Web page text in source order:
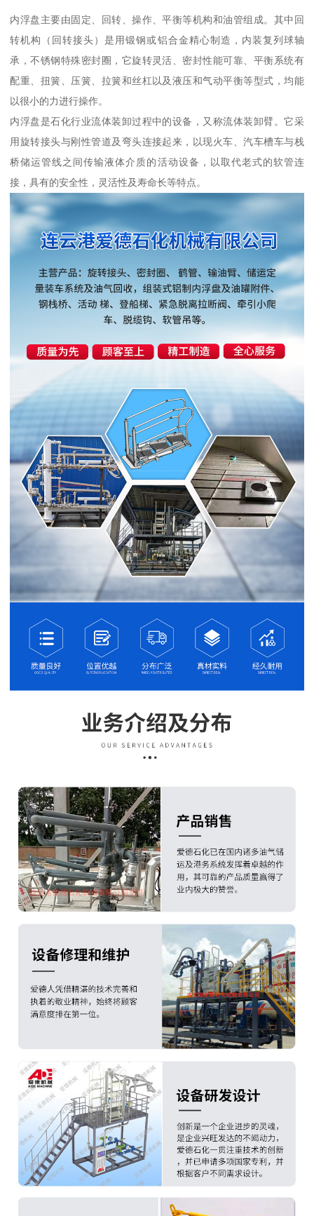
内浮盘主要由固定、回转、操作、平衡等机构和油管组成。其中回
转机构（回转接头）是用锻钢或铝合金精心制造，内装复列球轴
承，不锈钢特殊密封圈，它旋转灵活、密封性能可靠、平衡系统有
配重、扭簧、压簧、拉簧和丝杠以及液压和气动平衡等型式，均能
以很小的力进行操作。
内浮盘是石化行业流体装卸过程中的设备，又称流体装卸臂。它采
用旋转接头与刚性管道及弯头连接起来，以现火车、汽车槽车与栈
桥储运管线之间传输液体介质的活动设备，以取代老式的软管连
接，具有的安全性，灵活性及寿命长等特点。